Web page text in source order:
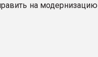
на модернизацию